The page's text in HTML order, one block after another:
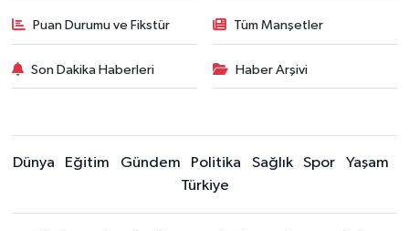
Puan Durumu ve Fikstür Tüm Manşetler
Son Dakika Haberleri Haber Arşivi
Dünya Eğitim Gündem Politika Sağlık Spor
Yaşam
Türkiye